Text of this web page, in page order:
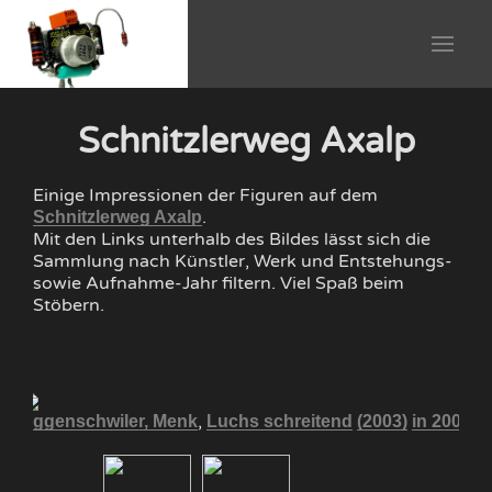
Schnitzlerweg Axalp
Einige Impressionen der Figuren auf dem
Schnitzlerweg Axalp.
Mit den Links unterhalb des Bildes lässt sich die
Sammlung nach Künstler, Werk und Entstehungs-
sowie Aufnahme-Jahr filtern. Viel Spaß beim
Stöbern.
Eggenschwiler, Menk, Luchs schreitend (2003) in 2005